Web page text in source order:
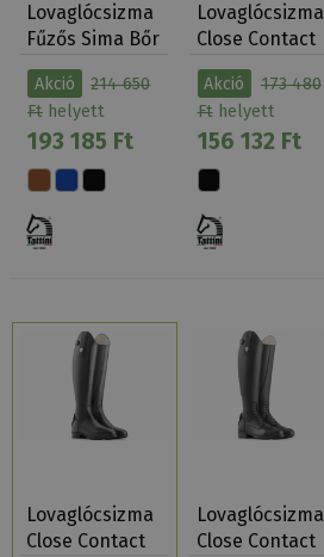
Lovaglócsizma
Fűzős Sima Bőr
Tattini Ak…
Akció
214 650
Ft helyett
193 185 Ft
Lovaglócsizma
Close Contact
Fűzős Sima …
Akció
173 480
Fthelyett
156 132 Ft
Lovaglócsizma
Close Contact
Lovaglócsizma
Close Contact